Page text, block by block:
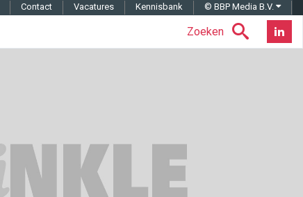
Zoeken
Contact Vacatures Kennisbank © BBP Media B.V.